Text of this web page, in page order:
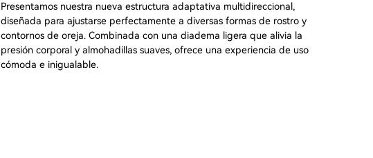
Presentamos nuestra nueva estructura adaptativa multidireccional,
diseñada para ajustarse perfectamente a diversas formas de rostro y
contornos de oreja. Combinada con una diadema ligera que alivia la
presión corporal y almohadillas suaves, ofrece una experiencia de uso
cómoda e inigualable.